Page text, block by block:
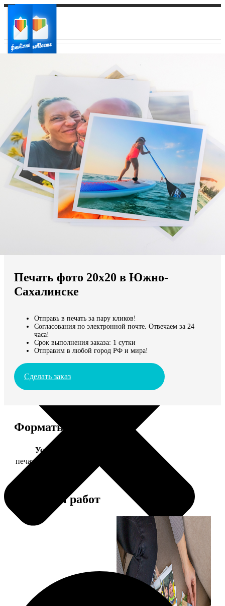
Ваш регион доставки
Выберите из списка:
Мы доставляем по всему миру
Продолжить без города
Печать фото 20х20 в Южно-
Сахалинске
Отправь в печать за пару кликов!
Согласования по электронной почте. Отвечаем за 24
часа!
Срок выполнения заказа: 1 сутки
Отправим в любой город РФ и мира!
Сделать заказ
Форматы и цены
Услуга
печать фото 20х20
Примеры работ